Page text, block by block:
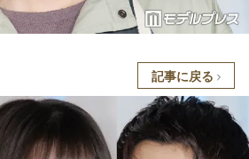
記事に戻る